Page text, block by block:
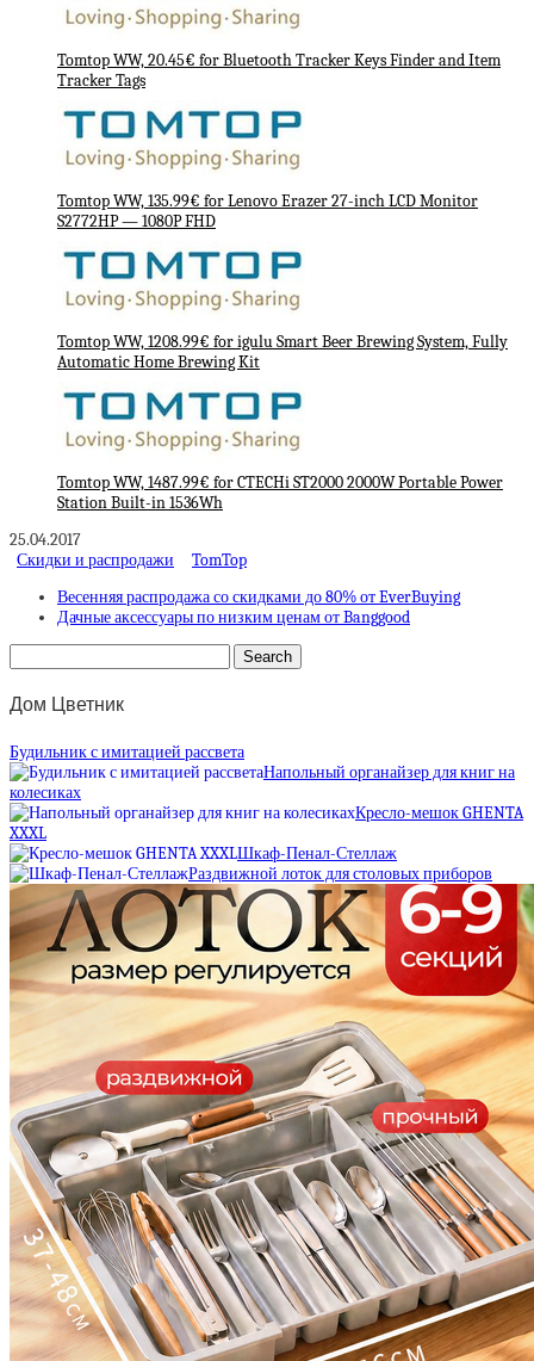
Tomtop WW, 20.45€ for Bluetooth Tracker Keys Finder and Item
Tracker Tags
Tomtop WW, 135.99€ for Lenovo Erazer 27-inch LCD Monitor
S2772HP — 1080P FHD
Tomtop WW, 1208.99€ for igulu Smart Beer Brewing System, Fully
Automatic Home Brewing Kit
Tomtop WW, 1487.99€ for CTECHi ST2000 2000W Portable Power
Station Built-in 1536Wh
25.04.2017
Скидки и распродажи
TomTop
Весенняя распродажа со скидками до 80% от EverBuying
Дачные аксессуары по низким ценам от Banggood
Дом Цветник
Будильник с имитацией рассвета
Напольный органайзер для книг на
колесиках
Кресло-мешок GHENTA
XXXL
Шкаф-Пенал-Стеллаж
Раздвижной лоток для столовых приборов